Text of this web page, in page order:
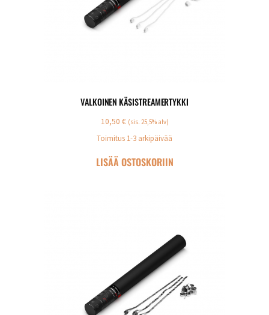
VALKOINEN KÄSISTREAMERTYKKI
10,50 € (sis. 25,5% alv)
Toimitus 1-3 arkipäivää
LISÄÄ OSTOSKORIIN